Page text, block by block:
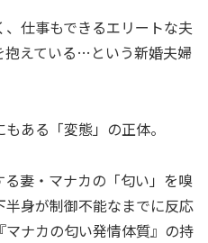
仕事もできるエリートな夫
抱えている…という新婚夫婦
ある「変態」の正体。
妻・マナカの「匂い」を嗅
身が制御不能なまでに反応
ナカの匂い発情体質』の持